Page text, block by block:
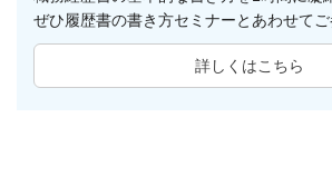
ぜひ履歴書の書き方セミナーとあわせてご
詳しくはこちら